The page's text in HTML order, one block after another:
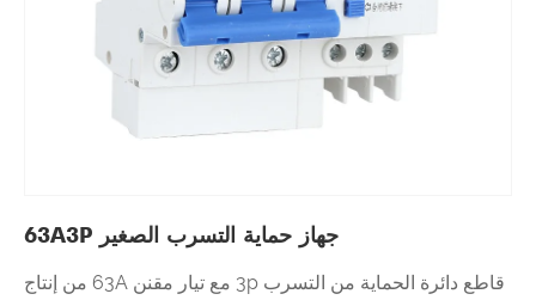
جهاز حماية التسرب الصغير 63A3P
قاطع دائرة الحماية من التسرب 3p مع تيار مقنن 63A من إنتاج